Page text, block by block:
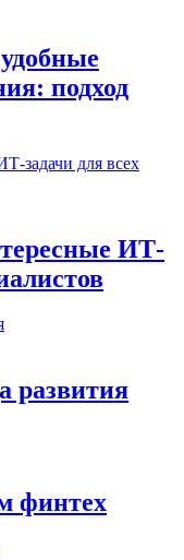
подход
ИТ-
развития
финтех